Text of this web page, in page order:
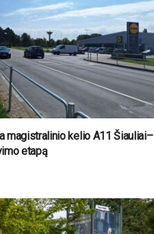
magistralinio kelio A11 Šiauliai–
etapą